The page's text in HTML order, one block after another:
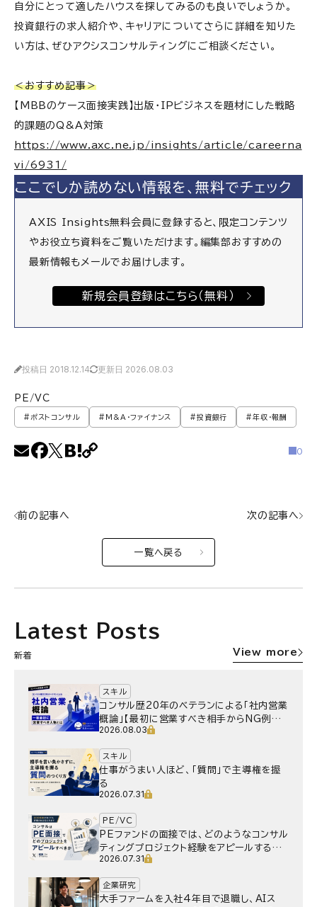
自分にとって適したハウスを探してみるのも良いでしょうか。
投資銀行の求人紹介や、キャリアについてさらに詳細を知りた
い方は、ぜひアクシスコンサルティングにご相談ください。
＜おすすめ記事＞
【MBBのケース面接実践】出版・IPビジネスを題材にした戦略
的課題のQ&A対策
https://www.axc.ne.jp/insights/article/careerna
vi/6931/
ここでしか読めない情報を、無料でチェック
AXIS Insights無料会員に登録すると、限定コンテンツ
やお役立ち資料をご覧いただけます。編集部おすすめの
最新情報もメールでお届けします。
新規会員登録はこちら（無料）
投稿日 2018.12.14 更新日 2026.08.03
PE/VC
#ポストコンサル #M&A・ファイナンス #投資銀行 #年収・報酬
0
前の記事へ
一覧へ戻る
次の記事へ
Latest Posts
新着 View more
スキル
コンサル歴20年のベテランによる「社内営業
概論」【最初に営業すべき相手からNG例ま
で】
2026.08.03
スキル
仕事がうまい人ほど、「質問」で主導権を握
る
2026.07.31
PE/VC
PEファンドの面接では、どのようなコンサル
ティングプロジェクト経験をアピールするべ
きか
2026.07.31
企業研究
大手ファームを入社4年目で退職し、AIス